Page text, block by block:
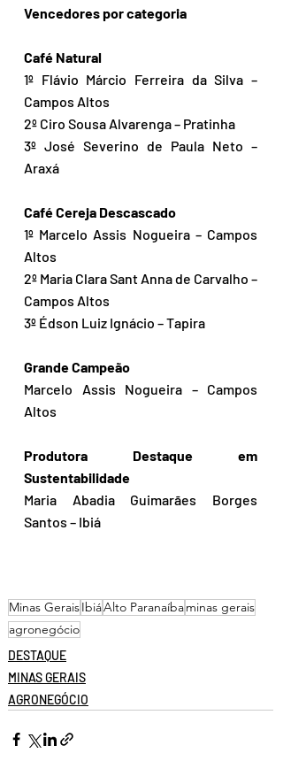
Vencedores por categoria
Café Natural
1º Flávio Márcio Ferreira da Silva –
Campos Altos
2º Ciro Sousa Alvarenga – Pratinha
3º José Severino de Paula Neto –
Araxá
Café Cereja Descascado
1º Marcelo Assis Nogueira – Campos
Altos
2º Maria Clara Sant Anna de Carvalho –
Campos Altos
3º Édson Luiz Ignácio – Tapira
Grande Campeão
Marcelo Assis Nogueira – Campos
Altos
Produtora Destaque em
Sustentabilidade
Maria Abadia Guimarães Borges
Santos – Ibiá
Minas GeraisIbiáAlto Paranaíbaminas gerais
agronegócio
DESTAQUE
MINAS GERAIS
AGRONEGÓCIO